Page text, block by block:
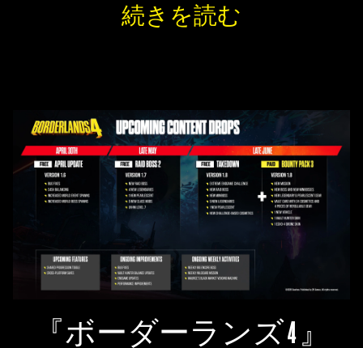
続きを読む
『ボーダーランズ 4 』